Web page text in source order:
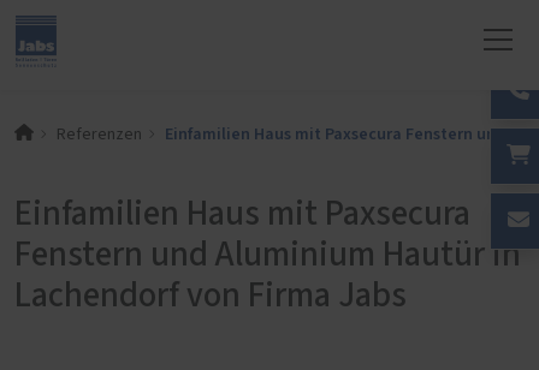
Referenzen Einfamilien Haus mit Paxsecura Fenstern und
Einfamilien Haus mit Paxsecura
Fenstern und Aluminium Hautür in
Lachendorf von Firma Jabs